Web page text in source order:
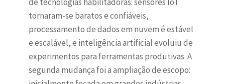
tornaram-se baratos e confiáveis,
processamento de dados em nuvem é estável
e escalável, e inteligência artificial evoluiu de
experimentos para ferramentas produtivas. A
segunda mudança foi a ampliação de escopo: